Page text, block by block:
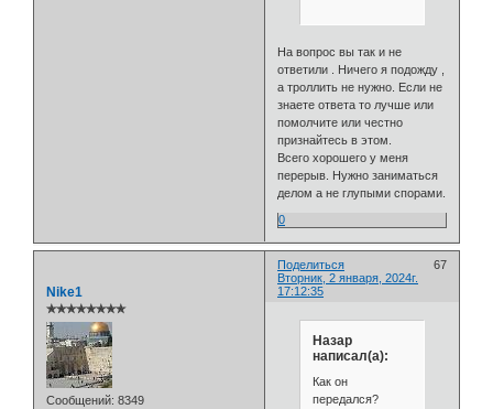
На вопрос вы так и не
ответили . Ничего я подожду ,
а троллить не нужно. Если не
знаете ответа то лучше или
помолчите или честно
признайтесь в этом.
Всего хорошего у меня
перерыв. Нужно заниматься
делом а не глупыми спорами.
0
Поделиться
67
Вторник, 2 января, 2024г.
17:12:35
Nike1
✯✯✯✯✯✯✯✯
Сообщений: 8349
Назар
написал(а):
Как он
передался?